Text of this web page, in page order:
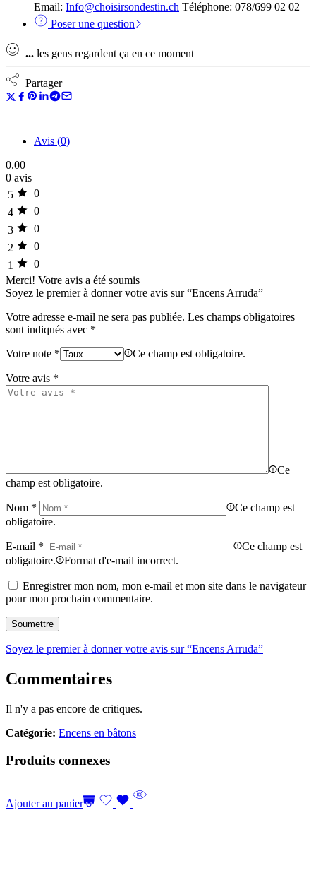
Email: Info@choisirsondestin.ch Téléphone: 078/699 02 02
Poser une question
... les gens regardent ça en ce moment
Partager
Avis (0)
0.00
0 avis
5
0
4
0
3
0
2
0
1
0
Merci! Votre avis a été soumis
Soyez le premier à donner votre avis sur “Encens Arruda”
Votre adresse e-mail ne sera pas publiée. Les champs obligatoires
sont indiqués avec *
Votre note * Ce champ est obligatoire.
Votre avis *
Ce
champ est obligatoire.
Nom *
Ce champ est
obligatoire.
E-mail *
Ce champ est
obligatoire.
Format d'e-mail incorrect.
Enregistrer mon nom, mon e-mail et mon site dans le navigateur
pour mon prochain commentaire.
Soyez le premier à donner votre avis sur “Encens Arruda”
Commentaires
Il n'y a pas encore de critiques.
Catégorie: Encens en bâtons
Produits connexes
Ajouter au panier